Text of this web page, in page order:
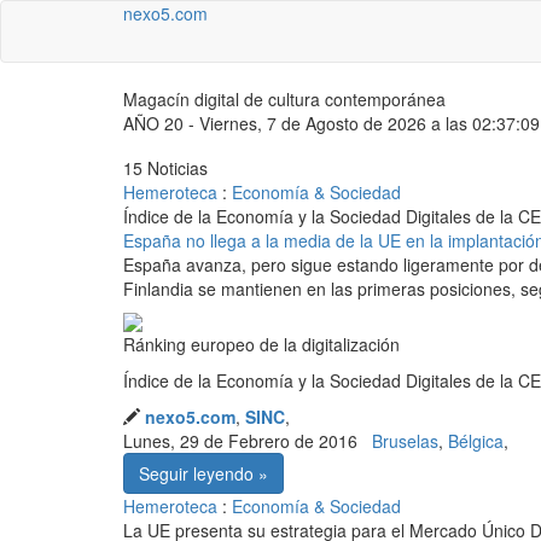
nexo5.com
Magacín digital de cultura contemporánea
AÑO 20 - Viernes, 7 de Agosto de 2026 a las
15 Noticias
Hemeroteca : Economía & Sociedad
Índice de la Economía y la Sociedad Digitales de la CE
España no llega a la media de la UE en la
España avanza, pero sigue estando ligeramente por
Finlandia se mantienen en las primeras posiciones,
Ránking europeo de la digitalización
Índice de la Economía y la Sociedad Digitales de la CE
nexo5.com, SINC,
Lunes, 29 de Febrero de 2016 Bruselas, Bélgica,
Seguir leyendo »
Hemeroteca : Economía & Sociedad
La UE presenta su estrategia para el Mercado Único